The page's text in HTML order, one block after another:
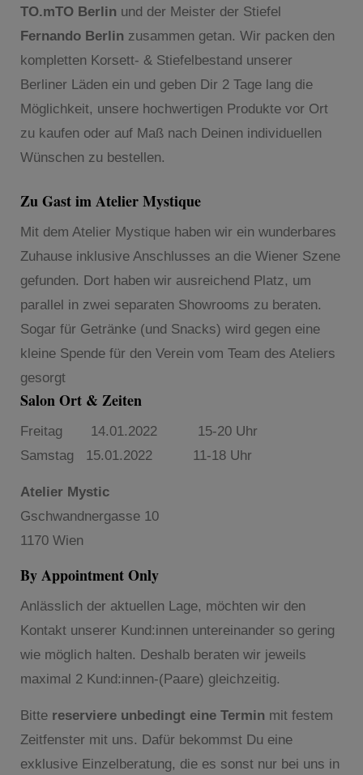
TO.mTO Berlin und der Meister der Stiefel
Fernando Berlin zusammen getan. Wir packen den
kompletten Korsett- & Stiefelbestand unserer
Berliner Läden ein und geben Dir 2 Tage lang die
Möglichkeit, unsere hochwertigen Produkte vor Ort
zu kaufen oder auf Maß nach Deinen individuellen
Wünschen zu bestellen.
Zu Gast im Atelier Mystique
Mit dem Atelier Mystique haben wir ein wunderbares
Zuhause inklusive Anschlusses an die Wiener Szene
gefunden. Dort haben wir ausreichend Platz, um
parallel in zwei separaten Showrooms zu beraten.
Sogar für Getränke (und Snacks) wird gegen eine
kleine Spende für den Verein vom Team des Ateliers
gesorgt
Salon Ort & Zeiten
Freitag 14.01.2022 15-20 Uhr
Samstag 15.01.2022 11-18 Uhr
Atelier Mystic
Gschwandnergasse 10
1170 Wien
By Appointment Only
Anlässlich der aktuellen Lage, möchten wir den
Kontakt unserer Kund:innen untereinander so gering
wie möglich halten. Deshalb beraten wir jeweils
maximal 2 Kund:innen-(Paare) gleichzeitig.
Bitte reserviere unbedingt eine Termin mit festem
Zeitfenster mit uns. Dafür bekommst Du eine
exklusive Einzelberatung, die es sonst nur bei uns in